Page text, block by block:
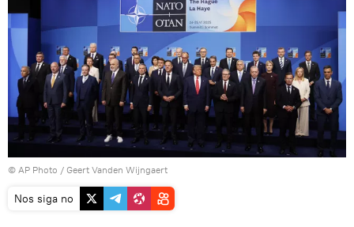
© AP Photo / Geert Vanden Wijngaert
Nos siga no